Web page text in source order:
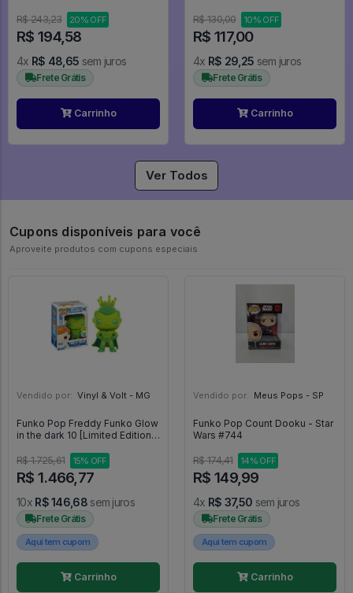
R$ 243,23
20% OFF
R$ 194,58
4x R$ 48,65 sem juros
Frete Grátis
Carrinho
R$ 130,00
10% OFF
R$ 117,00
4x R$ 29,25 sem juros
Frete Grátis
Carrinho
Ver Todos
Cupons disponíveis para você
Aproveite produtos com cupons especiais
Vendido por: Vinyl & Volt - MG
Funko Pop Freddy Funko Glow
in the dark 10 [Limited Edition
R$ 1.725,61
15% OFF
R$ 1.466,77
10x R$ 146,68sem juros
Frete Grátis
Aqui tem cupom
Carrinho
Vendido por: Meus Pops - SP
Funko Pop Count Dooku - Star
Wars #744
R$ 174,41 14% OFF
R$ 149,99
4x R$ 37,50 sem juros
Frete Grátis
Aqui tem cupom
Carrinho